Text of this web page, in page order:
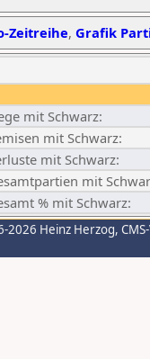
Zeitreihe, Grafik
mit Schwarz:
mit Schwarz:
mit Schwarz:
mit
% mit Schwarz:
2026 Heinz Herzog,